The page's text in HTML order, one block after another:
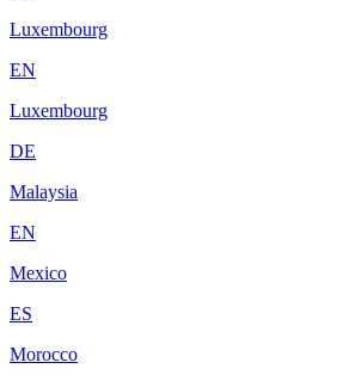
Luxembourg
EN
Luxembourg
DE
Malaysia
EN
Mexico
ES
Morocco